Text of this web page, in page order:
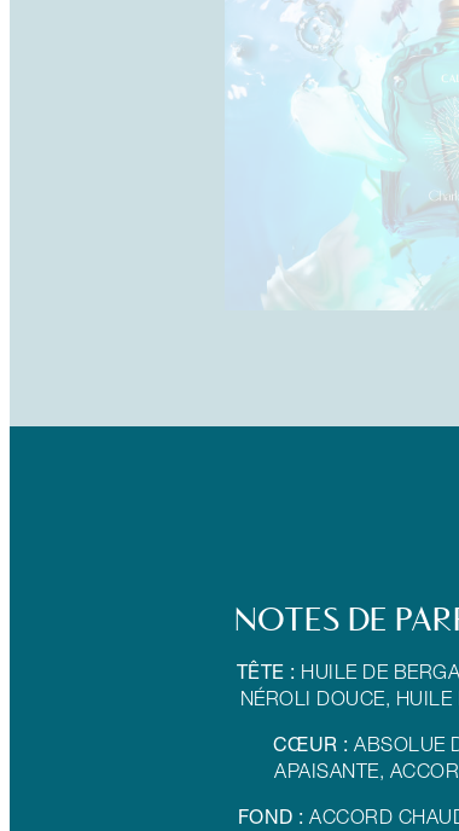
NOTES DE
TÊTE : HUILE DE
NÉROLI DOUCE, HUILE
CŒUR : ABSOLUE
APAISANTE,
FOND : ACCORD